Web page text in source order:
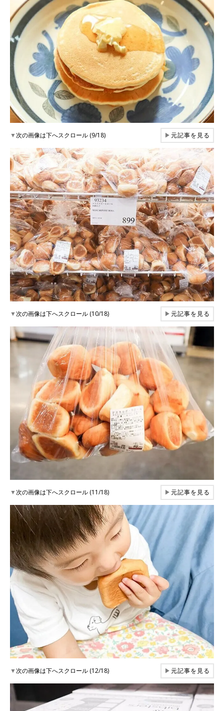
▼次の画像は下へスクロール (9/18) ▶元記事を見る
▼次の画像は下へスクロール (10/18) ▶元記事を見る
▼次の画像は下へスクロール (11/18) ▶元記事を見る
▼次の画像は下へスクロール (12/18) ▶元記事を見る